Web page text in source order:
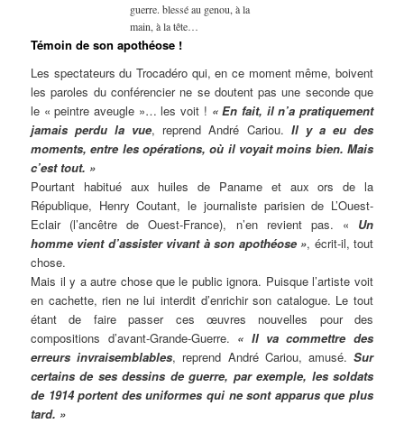
guerre. blessé au genou, à la
main, à la tête…
Témoin de son apothéose !
Les spectateurs du Trocadéro qui, en ce moment même, boivent
les paroles du conférencier ne se doutent pas une seconde que
le « peintre aveugle »… les voit ! « En fait, il n’a pratiquement
jamais perdu la vue, reprend André Cariou. Il y a eu des
moments, entre les opérations, où il voyait moins bien. Mais
c’est tout. »
Pourtant habitué aux huiles de Paname et aux ors de la
République, Henry Coutant, le journaliste parisien de L’Ouest-
Eclair (l’ancêtre de Ouest-France), n’en revient pas. « Un
homme vient d’assister vivant à son apothéose », écrit-il, tout
chose.
Mais il y a autre chose que le public ignora. Puisque l’artiste voit
en cachette, rien ne lui interdit d’enrichir son catalogue. Le tout
étant de faire passer ces œuvres nouvelles pour des
compositions d’avant-Grande-Guerre. « Il va commettre des
erreurs invraisemblables, reprend André Cariou, amusé. Sur
certains de ses dessins de guerre, par exemple, les soldats
de 1914 portent des uniformes qui ne sont apparus que plus
tard. »